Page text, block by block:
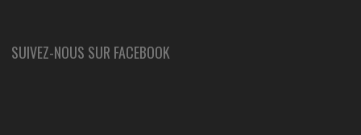
SUIVEZ-NOUS SUR FACEBOOK